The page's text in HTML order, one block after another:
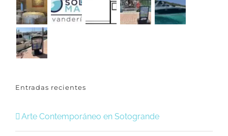
Entradas recientes
Arte Contemporáneo en Sotogrande